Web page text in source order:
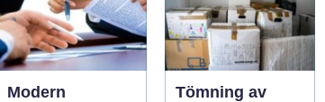
Modern
Tömning av